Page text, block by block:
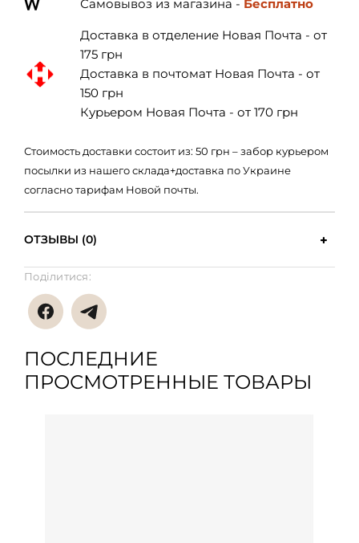
Самовывоз из магазина - Бесплатно
Доставка в отделение Новая Почта - от
175 грн
Доставка в почтомат Новая Почта - от
150 грн
Курьером Новая Почта - от 170 грн
Стоимость доставки состоит из: 50 грн – забор курьером
посылки из нашего склада+доставка по Украине
согласно тарифам Новой почты.
ОТЗЫВЫ (0)
Поділитися:
ПОСЛЕДНИЕ
ПРОСМОТРЕННЫЕ ТОВАРЫ